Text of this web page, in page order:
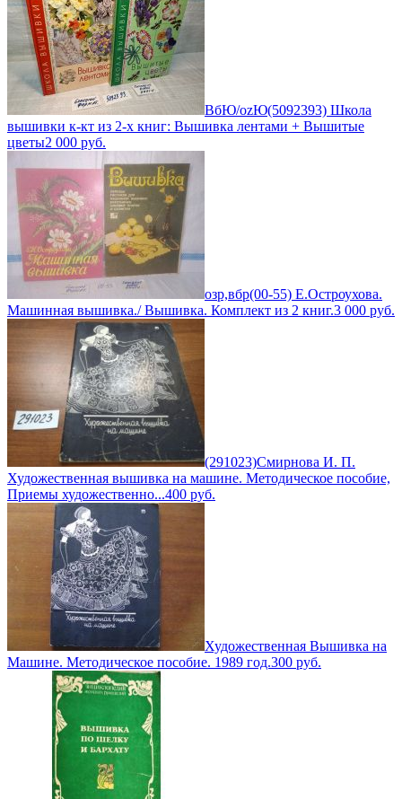
ВбЮ/ozЮ(5092393) Школа
вышивки к-кт из 2-х книг: Вышивка лентами + Вышитые
цветы2 000 руб.
озр,вбр(00-55) Е.Остроухова.
Машинная вышивка./ Вышивка. Комплект из 2 книг.3 000 руб.
(291023)Смирнова И. П.
Художественная вышивка на машине. Методическое пособие,
Приемы художественно...400 руб.
Художественная Вышивка на
Машине. Методическое пособие. 1989 год.300 руб.